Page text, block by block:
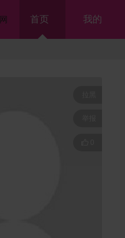
首页 我的